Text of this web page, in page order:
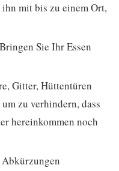
mit bis zu einem Ort,
Sie Ihr Essen
Gitter, Hüttentüren
zu verhindern, dass
hereinkommen noch
Abkürzungen